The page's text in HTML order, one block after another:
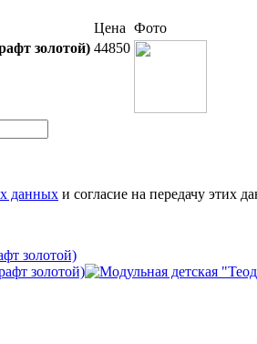
Цена Фото
золотой) 44850
данных и согласие на передачу этих